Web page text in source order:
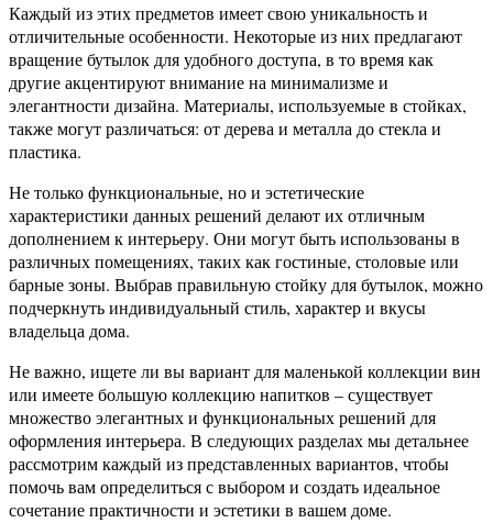
Каждый из этих предметов имеет свою уникальность и
отличительные особенности. Некоторые из них предлагают
вращение бутылок для удобного доступа, в то время как
другие акцентируют внимание на минимализме и
элегантности дизайна. Материалы, используемые в стойках,
также могут различаться: от дерева и металла до стекла и
пластика.
Не только функциональные, но и эстетические
характеристики данных решений делают их отличным
дополнением к интерьеру. Они могут быть использованы в
различных помещениях, таких как гостиные, столовые или
барные зоны. Выбрав правильную стойку для бутылок, можно
подчеркнуть индивидуальный стиль, характер и вкусы
владельца дома.
Не важно, ищете ли вы вариант для маленькой коллекции вин
или имеете большую коллекцию напитков – существует
множество элегантных и функциональных решений для
оформления интерьера. В следующих разделах мы детальнее
рассмотрим каждый из представленных вариантов, чтобы
помочь вам определиться с выбором и создать идеальное
сочетание практичности и эстетики в вашем доме.